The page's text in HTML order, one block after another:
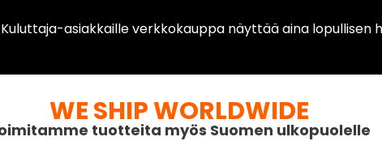
Kuluttaja-asiakkaille verkkokauppa näyttää aina lopullisen
WE SHIP WORLDWIDE
tuotteita myös Suomen ulkopuolelle